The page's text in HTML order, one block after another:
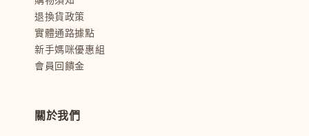
退換貨政策
實體通路據點
新手媽咪優惠組
會員回饋金
關於我們